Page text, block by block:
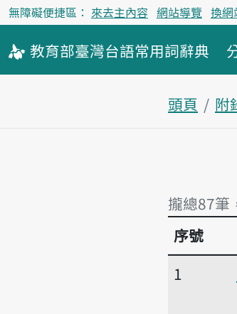
無障礙便捷區： 來去主內容 網站導覽 換網
教育部臺灣台語常用詞辭典
頭頁 附
攏總87筆
攏總87筆
序號
1